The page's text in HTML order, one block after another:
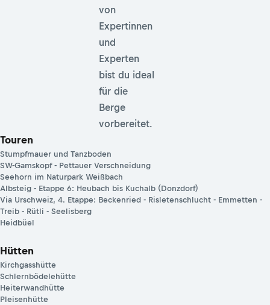
von
Expertinnen
und
Experten
bist du ideal
für die
Berge
vorbereitet.
Touren
Stumpfmauer und Tanzboden
SW-Gamskopf - Pettauer Verschneidung
Seehorn im Naturpark Weißbach
Albsteig - Etappe 6: Heubach bis Kuchalb (Donzdorf)
Via Urschweiz, 4. Etappe: Beckenried - Risletenschlucht - Emmetten -
Treib - Rütli - Seelisberg
Heidbüel
Hütten
Kirchgasshütte
Schlernbödelehütte
Heiterwandhütte
Pleisenhütte